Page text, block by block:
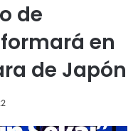
de
en
de Japón